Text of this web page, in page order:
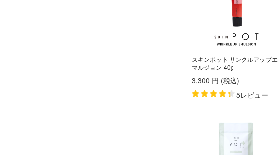
スキンポット リンクルアップエ
マルジョン 40g
3,300 円 (税込)
5レビュー